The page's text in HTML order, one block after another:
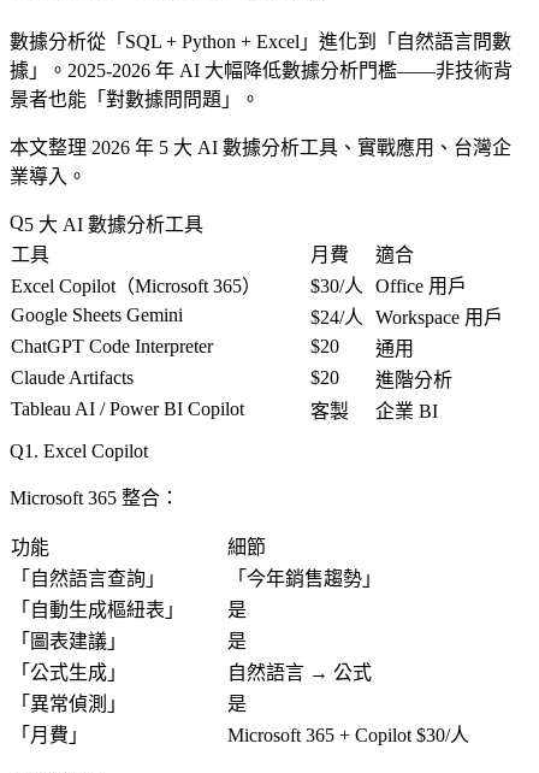
數據分析從「 SQL + Python + Excel 」進化到「 自然語言問數
據 」。2025-2026 年 AI 大幅降低數據分析門檻——非技術背
景者也能「 對數據問問題 」。
本文整理 2026 年 5 大 AI 數據分析工具、實戰應用、台灣企
業導入。
5 大 AI 數據分析工具
工具
月費
適合
Excel Copilot（Microsoft 365）
$30/人
Office 用戶
Google Sheets Gemini
$24/人
Workspace 用戶
ChatGPT Code Interpreter
$20
通用
Claude Artifacts
$20
進階分析
Tableau AI / Power BI Copilot
客製
企業 BI
1. Excel Copilot
Microsoft 365 整合 ：
功能
細節
「 自然語言查詢 」 「 今年銷售趨勢 」
「 自動生成樞紐表 」
是
「 圖表建議 」
是
「 公式生成 」
自然語言 → 公式
「 異常偵測 」
是
「 月費 」 Microsoft 365 + Copilot $30/人